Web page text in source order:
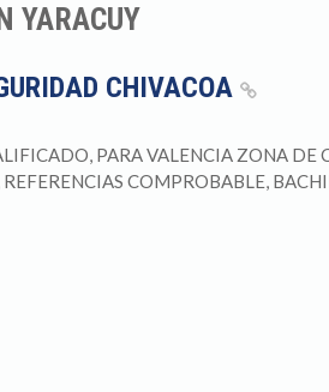
YARACUY
CHIVACOA
PARA VALENCIA ZONA DE
COMPROBABLE,